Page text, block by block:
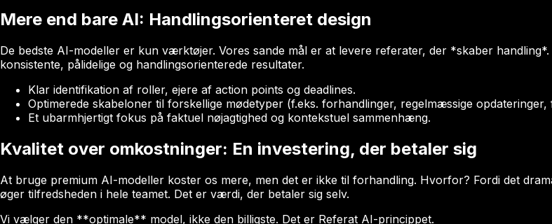
Mere end bare AI: Handlingsorienteret design
De bedste AI-modeller er kun værktøjer. Vores sande mål er at levere referater, der *skaber
konsistente, pålidelige og handlingsorienterede resultater.
Klar identifikation af roller, ejere af action points og deadlines.
Optimerede skabeloner til forskellige mødetyper (f.eks. forhandlinger, regelmæssige opdateringer,
Et ubarmhjertigt fokus på faktuel nøjagtighed og kontekstuel sammenhæng.
Kvalitet over omkostninger: En investering, der betaler sig
At bruge premium AI-modeller koster os mere, men det er ikke til forhandling. Hvorfor? Fordi det
øger tilfredsheden i hele teamet. Det er værdi, der betaler sig selv.
Vi vælger den **optimale** model, ikke den billigste. Det er Referat AI-princippet.